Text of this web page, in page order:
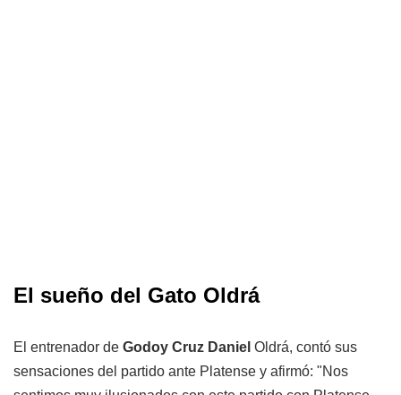
El sueño del Gato Oldrá
El entrenador de Godoy Cruz Daniel Oldrá, contó sus
sensaciones del partido ante Platense y afirmó: "Nos